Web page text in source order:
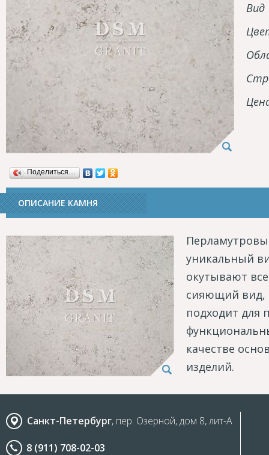
Вид
Поделиться…
ОПИСАНИЕ КАМНЯ
уникальный
окутывают
сияющий вид,
подходит для
качестве
изделий.
Санкт-Петербург, пер. Озерной, дом 8, лит-А
8 (911) 708-02-03